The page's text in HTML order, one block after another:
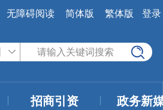
无障碍阅读 简体版 繁体版 登录
招商引资 政务新